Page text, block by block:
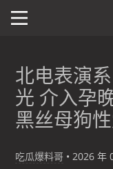
北电表演
光 介入孕
黑丝母狗性
吃瓜爆料哥 • 2026 年